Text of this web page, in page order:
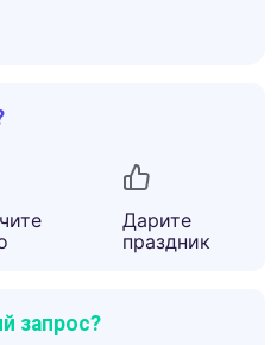
Дарите
праздник
запрос?